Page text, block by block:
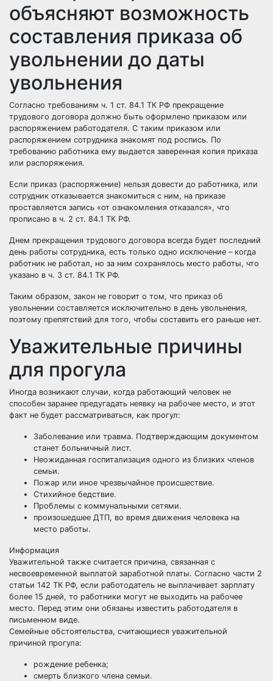
объясняют возможность
составления приказа об
увольнении до даты
увольнения
Согласно требованиям ч. 1 ст. 84.1 ТК РФ прекращение
трудового договора должно быть оформлено приказом или
распоряжением работодателя. С таким приказом или
распоряжением сотрудника знакомят под роспись. По
требованию работника ему выдается заверенная копия приказа
или распоряжения.
Если приказ (распоряжение) нельзя довести до работника, или
сотрудник отказывается знакомиться с ним, на приказе
проставляется запись «от ознакомления отказался», что
прописано в ч. 2 ст. 84.1 ТК РФ.
Днем прекращения трудового договора всегда будет последний
день работы сотрудника, есть только одно исключение – когда
работник не работал, но за ним сохранялось место работы, что
указано в ч. 3 ст. 84.1 ТК РФ.
Таким образом, закон не говорит о том, что приказ об
увольнении составляется исключительно в день увольнения,
поэтому препятствий для того, чтобы составить его раньше нет.
Уважительные причины
для прогула
Иногда возникают случаи, когда работающий человек не
способен заранее предугадать неявку на рабочее место, и этот
факт не будет рассматриваться, как прогул:
Заболевание или травма. Подтверждающим документом
станет больничный лист.
Неожиданная госпитализация одного из близких членов
семьи.
Пожар или иное чрезвычайное происшествие.
Стихийное бедствие.
Проблемы с коммунальными сетями.
произошедшее ДТП, во время движения человека на
место работы.
Информация
Уважительной также считается причина, связанная с
несвоевременной выплатой заработной платы. Согласно части 2
статьи 142 ТК РФ, если работодатель не выплачивает зарплату
более 15 дней, то работники могут не выходить на рабочее
место. Перед этим они обязаны известить работодателя в
письменном виде.
Семейные обстоятельства, считающиеся уважительной
причиной прогула:
рождение ребенка;
смерть близкого члена семьи.